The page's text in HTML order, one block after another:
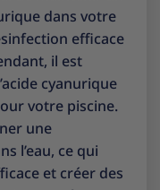
dans votre
efficace
il est
cyanurique
votre piscine.
une
l’eau, ce qui
et créer des